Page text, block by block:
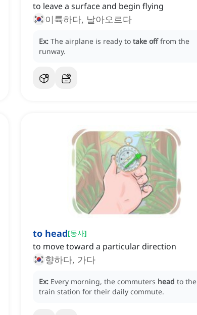
to leave a surface and begin flying
이륙하다, 날아오르다
Ex: The airplane is ready to take off from the
runway.
to head[동사]
to move toward a particular direction
향하다, 가다
Ex: Every morning, the commuters head to the
train station for their daily commute.